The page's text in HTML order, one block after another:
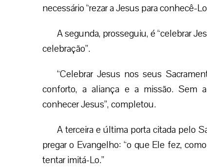
necessário “rezar a Jesus para conhecê-
A segunda, prosseguiu, é “celebrar
celebração”.
“Celebrar Jesus nos seus
conforto, a aliança e a missão. Sem
conhecer Jesus”, completou.
A terceira e última porta citada pelo
pregar o Evangelho: “o que Ele fez,
tentar imitá-Lo.”